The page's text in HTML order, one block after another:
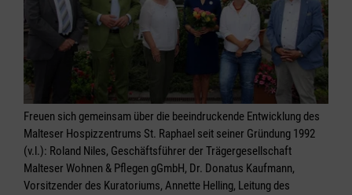
Freuen sich gemeinsam über die beeindruckende Entwicklung des
Malteser Hospizzentrums St. Raphael seit seiner Gründung 1992
(v.l.): Roland Niles, Geschäftsführer der Trägergesellschaft
Malteser Wohnen & Pflegen gGmbH, Dr. Donatus Kaufmann,
Vorsitzender des Kuratoriums, Annette Helling, Leitung des